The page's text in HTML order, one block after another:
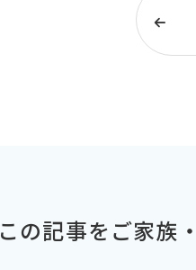
この記事をご家族